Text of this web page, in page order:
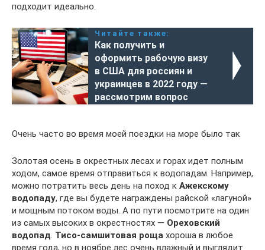
подходит идеально.
Читайте также:
Как получить и
оформить рабочую визу
в США для россиян и
украинцев в 2022 году —
рассмотрим вопрос
Очень часто во время моей поездки на море было так
Золотая осень в окрестных лесах и горах идет полным
ходом, самое время отправиться к водопадам. Например,
можно потратить весь день на поход к Ажекскому
водопаду, где вы будете награждены райской «лагуной»
и мощным потоком воды. А по пути посмотрите на один
из самых высоких в окрестностях — Ореховский
водопад. Тисо-самшитовая роща хороша в любое
время года, но в ноябре лес очень влажный и выглядит